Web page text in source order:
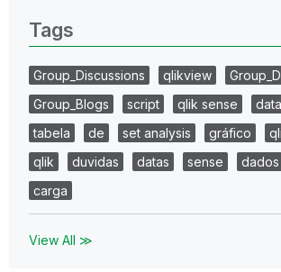
Tags
Group_Discussions qlikview
Group_Blogs
script qlik sense data
tabela
de set analysis gráfico
qlik
duvidas datas sense dados
carga
View All ≫